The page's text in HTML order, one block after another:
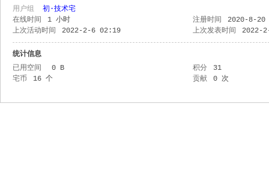
用户组 初·技术宅
在线时间
1 小时 注册时间
2020-8-20
上次活动时间
2022-2-6 02:19 上次发表时间 2022-
统计信息
已用空间
0 B 积分
31
宅币
16 个 贡献 0 次